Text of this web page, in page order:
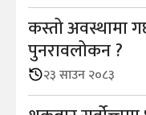
कस्तो अवस्थामा
पुनरावलोकन ?
२३ साउन २०८३